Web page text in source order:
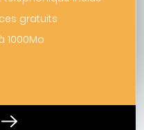
gratuits
1000Mo